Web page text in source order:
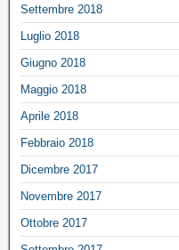
Settembre 2018
Luglio 2018
Giugno 2018
Maggio 2018
Aprile 2018
Febbraio 2018
Dicembre 2017
Novembre 2017
Ottobre 2017